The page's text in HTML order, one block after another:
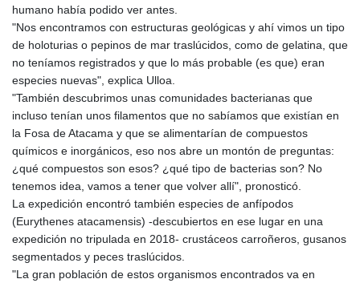
humano había podido ver antes.
"Nos encontramos con estructuras geológicas y ahí vimos un tipo
de holoturias o pepinos de mar traslúcidos, como de gelatina, que
no teníamos registrados y que lo más probable (es que) eran
especies nuevas", explica Ulloa.
"También descubrimos unas comunidades bacterianas que
incluso tenían unos filamentos que no sabíamos que existían en
la Fosa de Atacama y que se alimentarían de compuestos
químicos e inorgánicos, eso nos abre un montón de preguntas:
¿qué compuestos son esos? ¿qué tipo de bacterias son? No
tenemos idea, vamos a tener que volver allí", pronosticó.
La expedición encontró también especies de anfípodos
(Eurythenes atacamensis) -descubiertos en ese lugar en una
expedición no tripulada en 2018- crustáceos carroñeros, gusanos
segmentados y peces traslúcidos.
"La gran población de estos organismos encontrados va en